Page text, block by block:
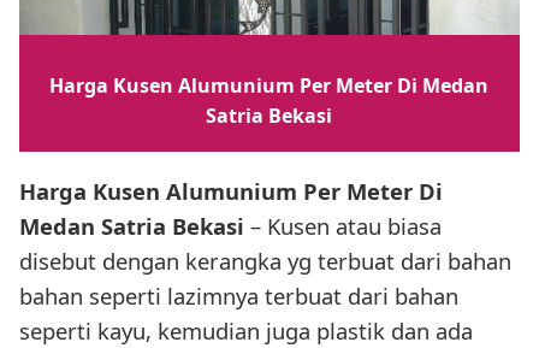
Harga Kusen Alumunium Per Meter Di Medan
Satria Bekasi
Harga Kusen Alumunium Per Meter Di
Medan Satria Bekasi – Kusen atau biasa
disebut dengan kerangka yg terbuat dari bahan
bahan seperti lazimnya terbuat dari bahan
seperti kayu, kemudian juga plastik dan ada